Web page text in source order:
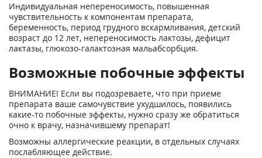
Индивидуальная непереносимость, повышенная
чувствительность к компонентам препарата,
беременность, период грудного вскармливания, детский
возраст до 12 лет, непереносимость лактозы, дефицит
лактазы, глюкозо-галактозная мальабсорбция.
Возможные побочные эффекты
ВНИМАНИЕ! Если вы подозреваете, что при приеме
препарата ваше самочувствие ухудшилось, появились
какие-то побочные эффекты, нужно сразу же обратиться
очно к врачу, назначившему препарат!
Возможны аллергические реакции, в отдельных случаях
послабляющее действие.